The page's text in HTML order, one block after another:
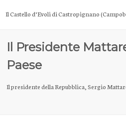
Il Castello d’Evoli di Castropignano
Il Presidente
Paese
Il presidente della Repubblica, Sergio